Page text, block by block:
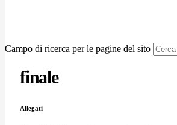
Campo di ricerca per le pagine del sito
finale
Allegati